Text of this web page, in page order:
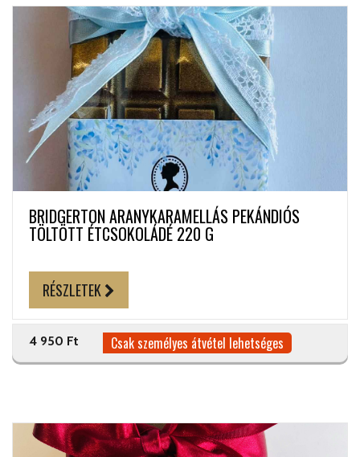
BRIDGERTON ARANYKARAMELLÁS PEKÁNDIÓS
TÖLTÖTT ÉTCSOKOLÁDÉ 220 G
RÉSZLETEK
4 950 Ft Csak személyes átvétel lehetséges